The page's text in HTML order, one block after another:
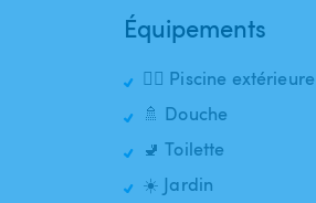
Équipements
🏊‍♂️ Piscine extérieure
🚿 Douche
🚽 Toilette
☀️ Jardin